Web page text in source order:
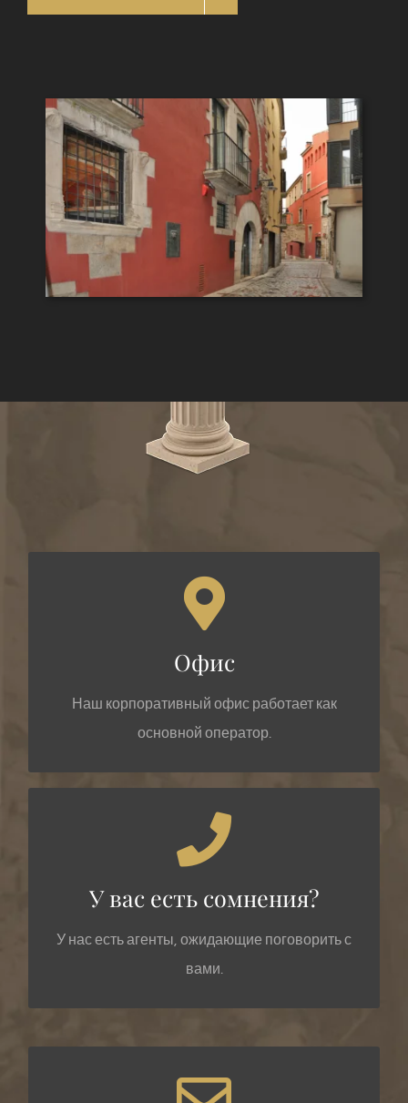
Офис
Наш корпоративный офис работает как
основной оператор.
КОРПОРАТИВНОЕ МЕСТОПОЛОЖЕНИЕ
Portal de la Barca, 4
У вас есть сомнения?
У нас есть агенты, ожидающие поговорить с
вами.
ПОЗВОНИТЕ НАМ СЕГОДНЯ!
Вызовите